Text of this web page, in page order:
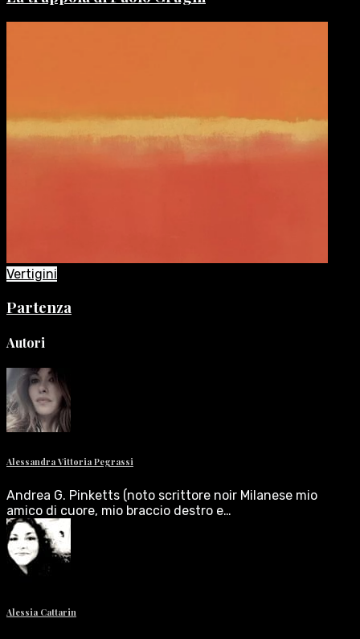
Vertigini
Partenza
Autori
Alessandra Vittoria Pegrassi
Andrea G. Pinketts (noto scrittore noir Milanese mio
amico di cuore, mio braccio destro e…
Alessia Cattarin